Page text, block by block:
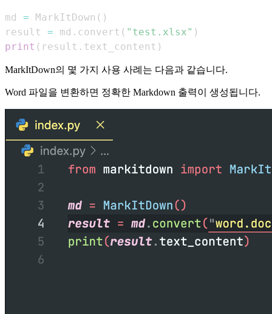
md = MarkItDown ( )
result = md . convert ( "test.xlsx" )
print ( result . text_content )
MarkItDown의 몇 가지 사용 사례는 다음과 같습니다.
Word 파일을 변환하면 정확한 Markdown 출력이 생성됩니다.